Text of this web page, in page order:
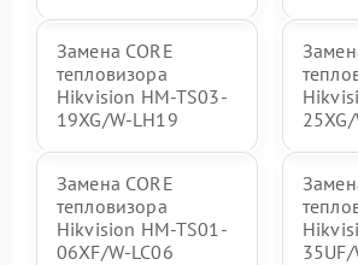
Замена CORE
тепловизора
Hikvision HM-TS03-
19XG/W-LH19
Замена CORE
тепловизора
Hikvision HM-TS01-
06XF/W-LC06
35UF/